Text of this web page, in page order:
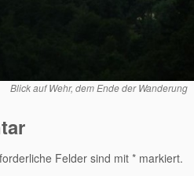
Blick auf Wehr, dem Ende der Wanderung
Felder sind mit* markiert.